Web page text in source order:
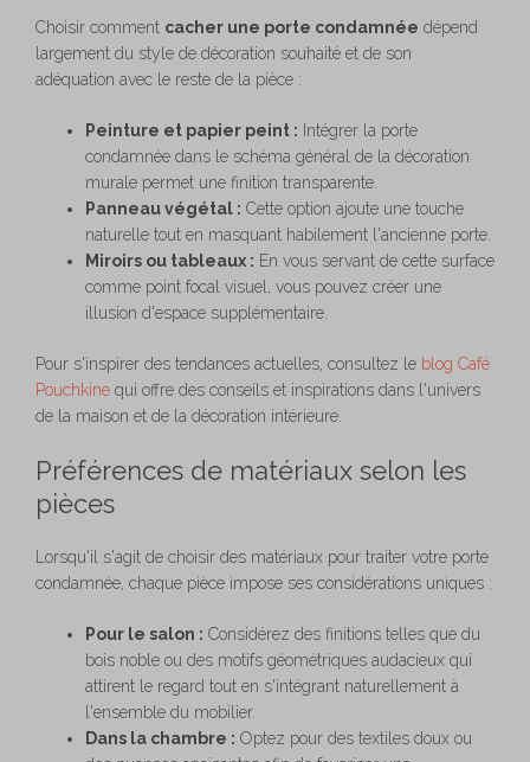
Choisir comment cacher une porte condamnée dépend
largement du style de décoration souhaité et de son
adéquation avec le reste de la pièce :
Peinture et papier peint : Intégrer la porte
condamnée dans le schéma général de la décoration
murale permet une finition transparente.
Panneau végétal : Cette option ajoute une touche
naturelle tout en masquant habilement l'ancienne porte.
Miroirs ou tableaux : En vous servant de cette surface
comme point focal visuel, vous pouvez créer une
illusion d'espace supplémentaire.
Pour s'inspirer des tendances actuelles, consultez le blog Café
Pouchkine qui offre des conseils et inspirations dans l'univers
de la maison et de la décoration intérieure.
Préférences de matériaux selon les
pièces
Lorsqu'il s'agit de choisir des matériaux pour traiter votre porte
condamnée, chaque pièce impose ses considérations uniques :
Pour le salon : Considérez des finitions telles que du
bois noble ou des motifs géométriques audacieux qui
attirent le regard tout en s'intégrant naturellement à
l'ensemble du mobilier.
Dans la chambre : Optez pour des textiles doux ou